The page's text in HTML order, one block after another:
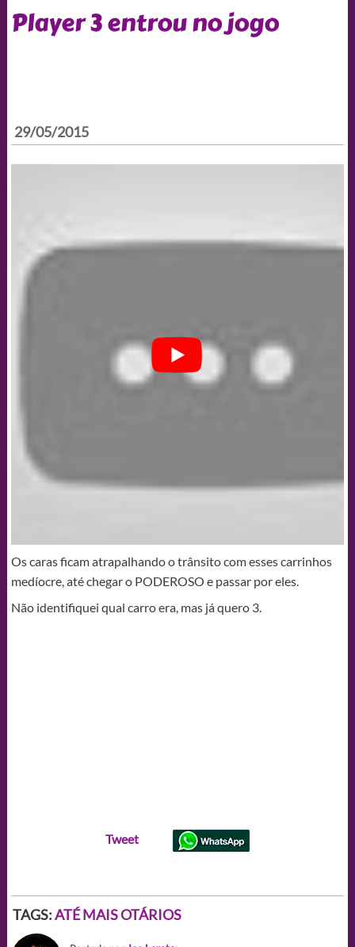
Player 3 entrou no jogo
29/05/2015
Os caras ficam atrapalhando o trânsito com esses carrinhos
medíocre, até chegar o PODEROSO e passar por eles.
Não identifiquei qual carro era, mas já quero 3.
Tweet
TAGS:ATÉ MAIS OTÁRIOS